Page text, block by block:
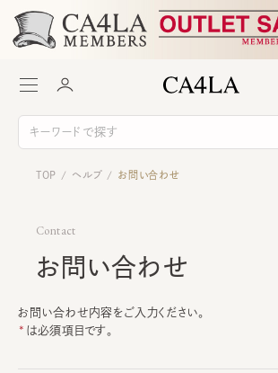
TOP / ヘルプ / お問い合わせ
Contact
お問い合わせ
お問い合わせ内容をご入力ください。
は必須項目です。